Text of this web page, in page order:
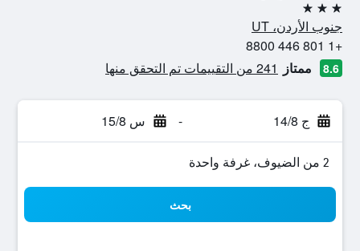
3 نجوم
جنوب الأردن، UT
+1 801 446 8800
8.6 ممتاز 241 من التقييمات تم التحقق منها
ج 14/8 - س 15/8
2 من الضيوف، غرفة واحدة
بحث